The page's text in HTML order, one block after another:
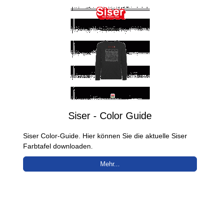
Siser - Color Guide
Siser Color-Guide. Hier können Sie die aktuelle Siser
Farbtafel downloaden.
Mehr...